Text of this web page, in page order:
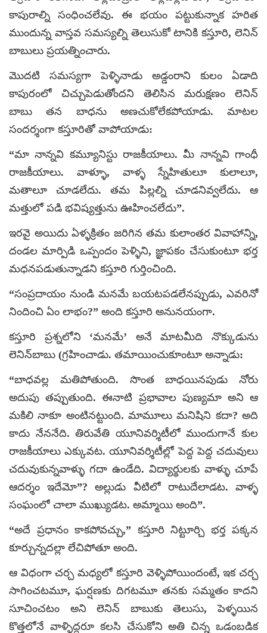
కాపురాల్ని సంధించలేవు. ఈ భయం పట్టుకున్నాక హరిత
ముందున్న వాస్తవ సమస్యల్ని తెలుసుకో టానికి కస్తూరి, లెనిన్‌
బాబులు ప్రయత్నించారు.
మొదటి సమస్యగా పెళ్ళినాడు అడ్డంరాని కులం ఏడాది
కాపురంలో చిచ్చుపెడుతోందని తెలిసిన మరుక్షణం లెనిన్‌
బాబు తన బాధను అణచుకోలేకపోయాడు. మాటల
సందర్శంగా కస్తూరితో వాపోయాడు:
“మా నాన్నవి కమ్యూనిస్టు రాజకీయాలు. మీ నాన్నవి గాంధీ
రాజకీయాలు. వాళ్ళూ, వాళ్ళ స్నేహితులూ కులాలూ,
మతాలూ చూడలేదు. తమ పిల్లల్ని చూడనివ్వలేదు. ఆ
మత్తులో పడి భవిష్యత్తును ఊహించలేదు”.
ఇరవై అయిదు ఏళ్ళక్రితం జరిగిన తమ కులాంతర వివాహాన్ని,
దండల మార్పిడి ఒప్పందం పెళ్ళిని, జ్ఞాపకం చేసుకుంటూ భర్త
మధనపడుతున్నాడని కస్తూరి గుర్తించింది.
“సంప్రదాయం నుండి మనమే బయటపడలేనప్పుడు, ఎవరినో
నిందించి ఏం లాభం?” అంది కస్తూరి అనునయంగా.
కస్తూరి ప్రశ్నలోని ‘మనమే’ అనే మాటమీది నొక్కుడును
లెనిన్‌బాబు (గ్రహించాడు. తమాయించుకూంటూ అన్నాడు:
“బాధవల్ల మతిపోతుంది. సొంత బాధయినపుడు నోరు
అదుపు తప్పుతుంది. ఈనాటి ప్రభావాల పుణ్యమా అని ఆ
మకిలి నాకూ అంటినట్టుంది. మామూలు మనిషిని కదా? అది
కాదు నేననేది. తిరువేతి యూనివర్శిటీలో ముందుగానే కుల
రాజకీయాలు ఎక్కువట. యూనివర్శిటీల్లో పెద్ద పెద్ద చదువులు
చదువుకున్నవాళ్ళు గదా ఉండేది. విద్యార్థులకు వాళ్ళు చూపే
ఆదర్శం ఇదేమో”? అల్లుడు వీటిలో రాటుదేలాడట. వాళ్ళ
సంఘంలో చాలా ముఖ్యుడట. అమ్మాయి అంది”.
“అదే ప్రధానం కాకపోవచ్చు,” కస్తూరి నిట్టూర్చి భర్త పక్కన
కూర్చున్నదల్లా లేచిపోతూ అంది.
ఆ విధంగా చర్చ మధ్యలో కస్తూరి వెళ్ళిపోయిందంటే, ఇక చర్చ
సాగించటమూ, ఘర్షణకు దిగటమూ తనకు సమ్మతం కాదని
సూచించటం అని లెనిన్‌ బాబుకు తెలుసు, పెళ్ళయిన
కొత్తలోనే వాళ్ళిద్దరూ కలసి చేసుకోని అతి చిన్న ఒడంబడిక